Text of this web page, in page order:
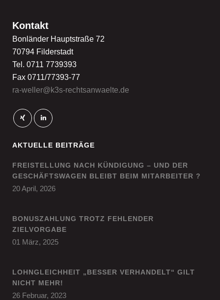
Kontakt
Bonländer Hauptstraße 72
70794 Filderstadt
Tel. 0711 7739393
Fax 0711/77393-77
ra-weller@k3s-rechtsanwaelte.de
AKTUELLE BEITRÄGE
FREISTELLUNG NACH KÜNDIGUNG – UND DER
GESCHÄFTSWAGEN BLEIBT BEIM MITARBEITER ?
20 April, 2026
BONUSZAHLUNG TROTZ FEHLENDER
ZIELVORGABE
01 März, 2025
LOHNGLEICHHEIT „BESSER VERHANDELT“ GILT
NICHT MEHR!
26 Februar, 2023